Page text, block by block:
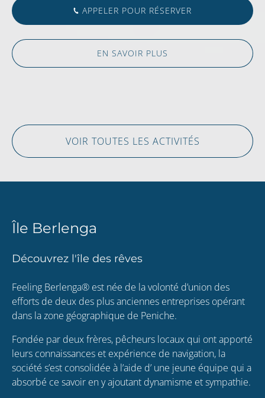
APPELER POUR RÉSERVER
EN SAVOIR PLUS
VOIR TOUTES LES ACTIVITÉS
Île Berlenga
Découvrez l'île des rêves
Feeling Berlenga® est née de la volonté d’union des
efforts de deux des plus anciennes entreprises opérant
dans la zone géographique de Peniche.
Fondée par deux frères, pêcheurs locaux qui ont apporté
leurs connaissances et expérience de navigation, la
société s’est consolidée à l’aide d’ une jeune équipe qui a
absorbé ce savoir en y ajoutant dynamisme et sympathie.